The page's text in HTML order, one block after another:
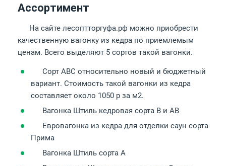
Ассортимент
На сайте лесоптторгуфа.рф можно приобрести
качественную вагонку из кедра по приемлемым
ценам. Всего выделяют 5 сортов такой вагонки.
Сорт АВС относительно новый и бюджетный
вариант. Стоимость такой вагонки из кедра
составляет около 1050 р за м2.
Вагонка Штиль кедровая сорта В и АВ
Евровагонка из кедра для отделки саун сорта
Прима
Вагонка Штиль сорта А